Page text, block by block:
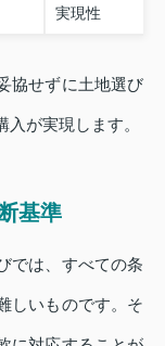
実現性
協せずに土地選び
が実現します。
基準
では、すべての条
しいものです。そ